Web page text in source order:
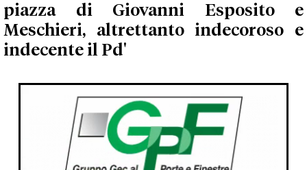
piazza di Giovanni Esposito e
Meschieri, altrettanto indecoroso e
indecente il Pd'